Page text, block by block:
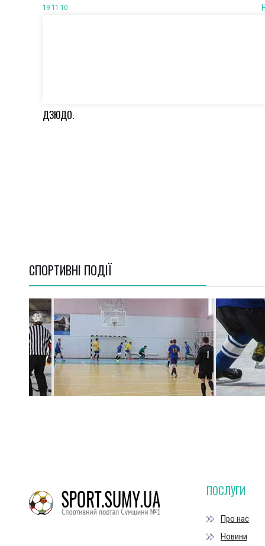
19 11 10
ДЗЮДО.
СПОРТИВНI ПОДІЇ
ПОСЛУГИ
Про нас
Новини